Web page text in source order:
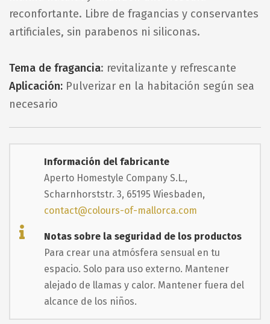
reconfortante. Libre de fragancias y conservantes
artificiales, sin parabenos ni siliconas.
Tema de fragancia: revitalizante y refrescante
Aplicación: Pulverizar en la habitación según sea
necesario
Información del fabricante
Aperto Homestyle Company S.L.,
Scharnhorststr. 3, 65195 Wiesbaden,
contact@colours-of-mallorca.com
Notas sobre la seguridad de los productos
Para crear una atmósfera sensual en tu
espacio. Solo para uso externo. Mantener
alejado de llamas y calor. Mantener fuera del
alcance de los niños.